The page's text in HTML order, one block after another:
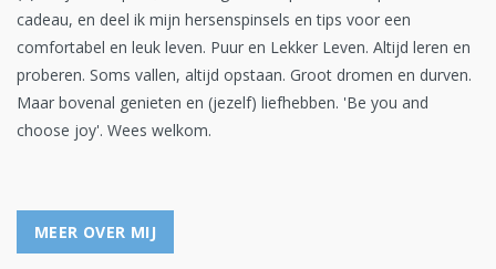
cadeau, en deel ik mijn hersenspinsels en tips voor een
comfortabel en leuk leven. Puur en Lekker Leven. Altijd leren en
proberen. Soms vallen, altijd opstaan. Groot dromen en durven.
Maar bovenal genieten en (jezelf) liefhebben. 'Be you and
choose joy'. Wees welkom.
MEER OVER MIJ